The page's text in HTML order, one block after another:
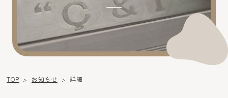
TOP > お知らせ > 詳細